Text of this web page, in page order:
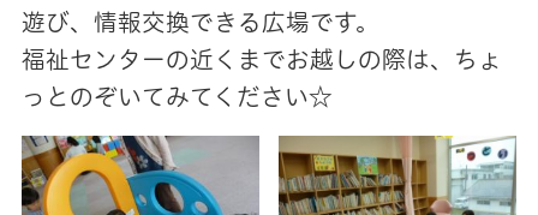
遊び、情報交換できる広場です。
福祉センターの近くまでお越しの際は、ちょ
っとのぞいてみてください☆